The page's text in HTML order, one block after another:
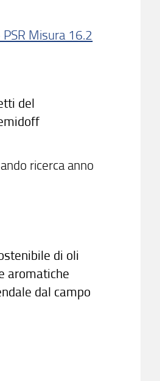
Misura 16.2
del
ricerca anno
di oli
aromatiche
dal campo